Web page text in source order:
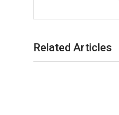
Related Articles